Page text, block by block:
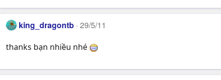
king_dragontb 29/5/11
thanks bạn nhiều nhé